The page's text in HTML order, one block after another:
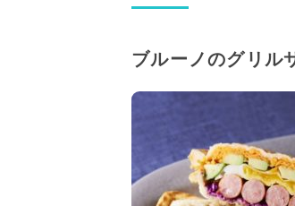
ブルーノのグリル